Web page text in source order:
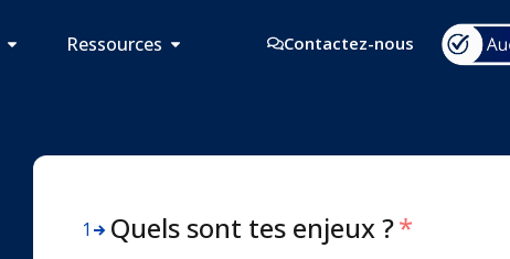
Ressources Contactez-nous
1 Quels sont tes enjeux ?*